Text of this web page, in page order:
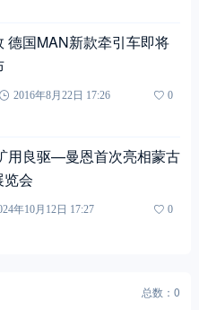
德国MAN新款牵引车即将
2016年8月22日 17:26
0
用良驱—曼恩首次亮相蒙古
览会
年10月12日 17:27
0
总数：0